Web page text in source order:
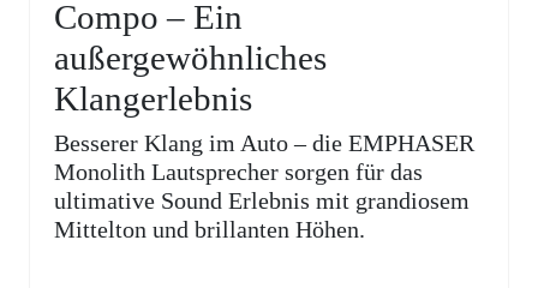
Compo – Ein
außergewöhnliches
Klangerlebnis
Besserer Klang im Auto – die EMPHASER
Monolith Lautsprecher sorgen für das
ultimative Sound Erlebnis mit grandiosem
Mittelton und brillanten Höhen.